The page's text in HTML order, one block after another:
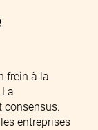
frein à la
consensus.
entreprises